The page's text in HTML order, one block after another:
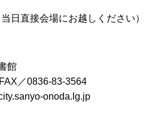
日直接会場にお越しください）
館
83-3564
onoda.lg.jp